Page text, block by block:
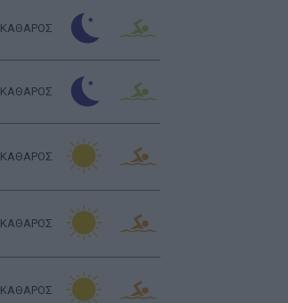
ΚΑΘΑΡΟΣ
ΚΑΘΑΡΟΣ
ΚΑΘΑΡΟΣ
ΚΑΘΑΡΟΣ
ΚΑΘΑΡΟΣ